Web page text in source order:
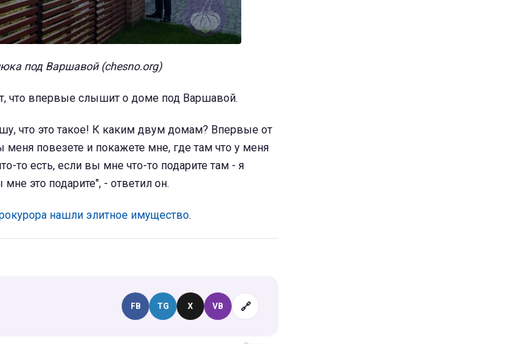
под Варшавой (chesno.org)
что впервые слышит о доме под Варшавой.
что это такое! К каким двум домам? Впервые от
повезете и покажете мне, где там что у меня
то есть, если вы мне что-то подарите там - я
это подарите", - ответил он.
нашли элитное имущество.
FB TG X VB 🔗